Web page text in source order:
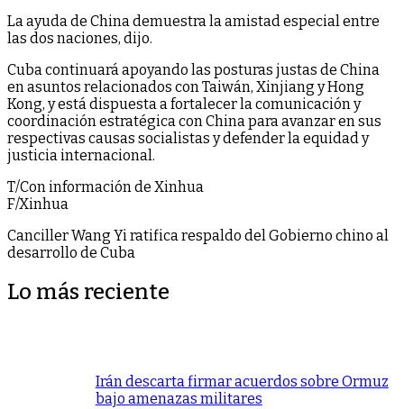
La ayuda de China demuestra la amistad especial entre
las dos naciones, dijo.
Cuba continuará apoyando las posturas justas de China
en asuntos relacionados con Taiwán, Xinjiang y Hong
Kong, y está dispuesta a fortalecer la comunicación y
coordinación estratégica con China para avanzar en sus
respectivas causas socialistas y defender la equidad y
justicia internacional.
T/Con información de Xinhua
F/Xinhua
Canciller Wang Yi ratifica respaldo del Gobierno chino al
desarrollo de Cuba
Lo más reciente
Irán descarta firmar acuerdos sobre Ormuz
bajo amenazas militares